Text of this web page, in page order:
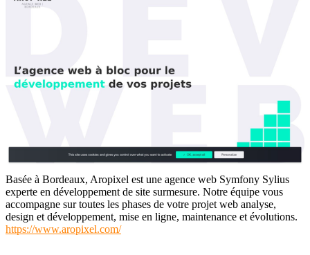
Basée à Bordeaux, Aropixel est une agence web Symfony Sylius
experte en développement de site surmesure. Notre équipe vous
accompagne sur toutes les phases de votre projet web analyse,
design et développement, mise en ligne, maintenance et évolutions.
https://www.aropixel.com/